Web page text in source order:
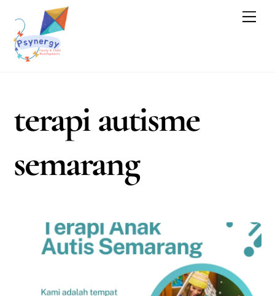
content
terapi autisme
semarang